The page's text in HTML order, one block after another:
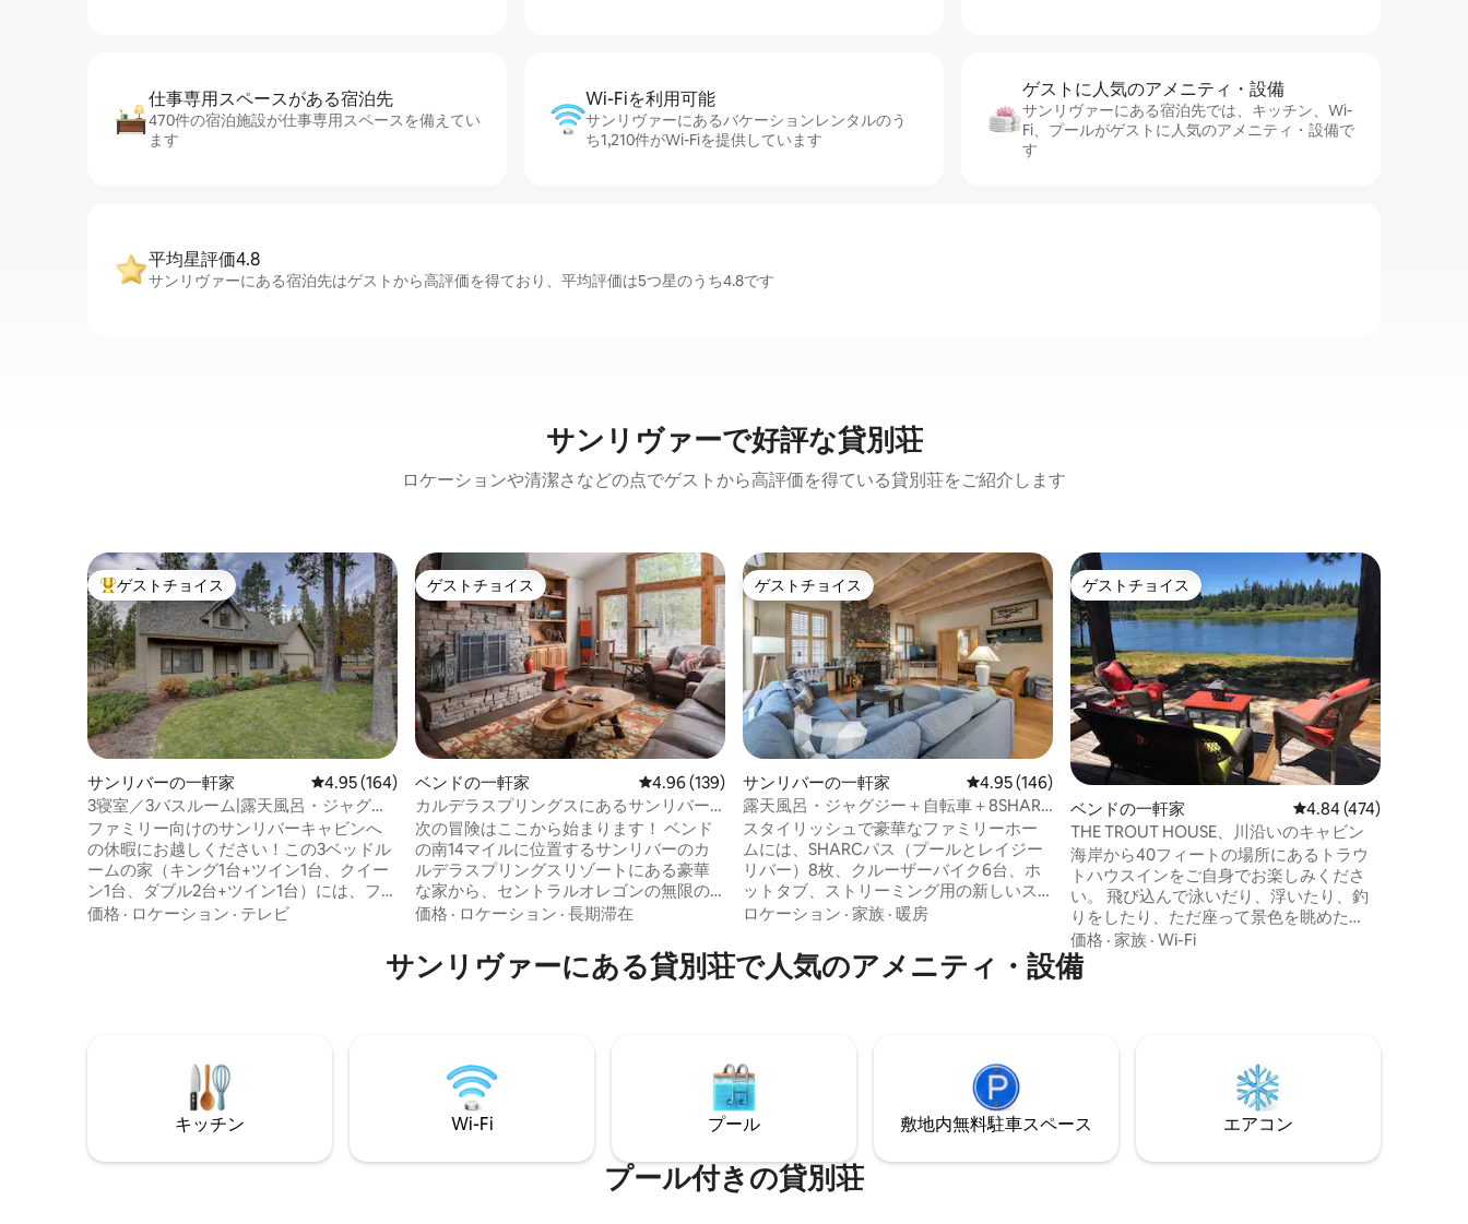
仕事専用ス⁠ペ⁠ー⁠スがあ⁠る宿⁠泊⁠先
470件の宿泊施設が仕事専用スペースを備えてい
ます
Wi-Fiを利⁠用⁠可⁠能
サンリヴァーにあるバケーションレンタルのう
ち1,210件がWi-Fiを提供しています
ゲストに人⁠気⁠のア⁠メ⁠ニ⁠テ⁠ィ・設⁠備
サンリヴァーにある宿泊先では、キッチン、Wi-
Fi、プールがゲストに人気のアメニティ・設備で
す
平均星評価4.8
サンリヴァーにある宿泊先はゲストから高評価を得ており、平均評価は5つ星のうち4.8です
サンリヴァーで好評な貸別荘
ロケーションや清潔さなどの点でゲストから高評価を得ている貸別荘をご紹介します
大好評のゲストチョイスです。
ゲストチョイス
サンリバーの一軒家 レビュー164件、5つ星中4.95つ星の平均評価
4.95 (164)
3寝室／3バスルーム|露天風呂・ジャグジ
ー、SHARC、エアコン、ビリヤードテー
ブル、卓球
ファミリー向けのサンリバーキャビンへ
の休暇にお越しください！この3ベッドル
ームの家（キング1台+ツイン1台、クイー
ン1台、ダブル2台+ツイン1台）には、フル
バスルーム3室と、2023年に新しく追加さ
自転車道を通ってノースストア、テニ
ス、フォートロックパーク、シャーク（8
枚のパスが付いています！ ）、ヴィレッ
ジへ行くことができます。
価格 · ロケーション · テレビ
ゲストチョイス
ゲストチョイス
ベンドの一軒家 レビュー139件、5つ星中4.96つ星の平均評価
4.96 (139)
カルデラスプリングスにあるサンリバー
の豪華なファミリーホーム
次の冒険はここから始まります！ ベンド
の南14マイルに位置するサンリバーのカ
ルデラスプリングスリゾートにある豪華
な家から、セントラルオレゴンの無限の
アクティビティを探索してください。 家
イート、2階のロフトベッドルームには2
段ベッドとソファベッド、柔軟なオフィ
ム、大画面テレビ、Sonosなどを備えてい
ます！ カルデラスプリングスのプールと
アメニティまで徒歩すぐです。
価格 · ロケーション · 長期滞在
ゲストチョイス
ゲストチョイス
サンリバーの一軒家 レビュー146件、5つ星中4.95つ星の平均評価
4.95 (146)
露天風呂・ジャグジー＋自転車＋8SHARC
パス＋卓球＋暖炉
スタイリッシュで豪華なファミリーホー
ムには、SHARCパス（プールとレイジー
リバー）8枚、クルーザーバイク6台、ホ
ットタブ、ストリーミング用の新しいス
マートテレビ3台、卓球台、ボードゲーム
ランディング・ブリッジまで徒歩です
ぐ。高速1 GBのWi-Fi、プロパンバーベキ
の共用スペースに面しています。どこへ
でも自転車で行けます。スキーとそり滑
りのためにベイチャー山まで数分。
ロケーション · 家族 · 暖房
ゲストチョイス
ゲストチョイス
ベンドの一軒家 レビュー474件、5つ
4.84 (474)
THE TROUT HOUSE、川沿いのキャビン
海岸から40フィートの場所にあるトラウ
トハウスインをご自身でお楽しみくださ
い。 飛び込んで泳いだり、浮いたり、釣
りをしたり、ただ座って景色を眺めた
り、他にできることはあまりありませ
ん。 歩き始めた瞬間から、愛を感じるこ
とができます サンリバーリゾートまでわ
ラーまでわずか17マイルです。 世界の特
別な場所にあるとてもプライベートな環
境です。 ここに滞在したら、帰りたくな
くなるかもしれません。🐠 DCCA64390
価格 · 家族 · Wi-Fi
サンリヴァーにある貸別荘で人気のアメニティ・設備
キッチン Wi-Fi プール 敷地内無料駐⁠車ス⁠ペ⁠ー⁠ス エアコン
プール付きの貸別荘